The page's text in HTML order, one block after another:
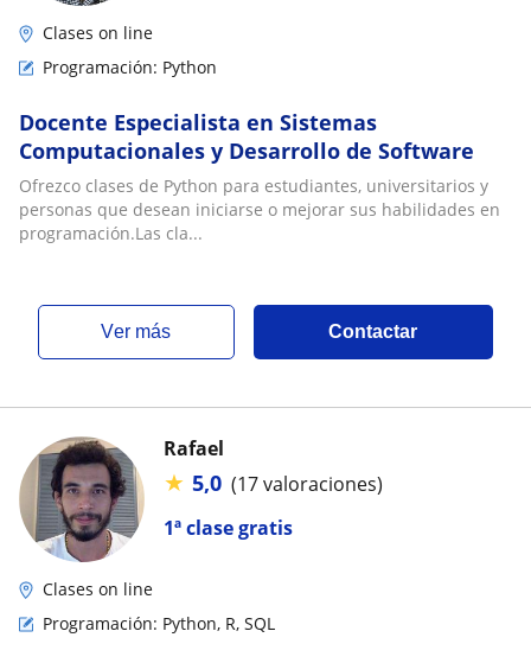
Clases on line
Programación: Python
Docente Especialista en Sistemas
Computacionales y Desarrollo de Software
Ofrezco clases de Python para estudiantes, universitarios y
personas que desean iniciarse o mejorar sus habilidades en
programación.Las cla...
ver más Contactar
1ª clase gratis
Rafael
★ 5,0 (17 valoraciones)
Clases on line
Programación: Python, R, SQL